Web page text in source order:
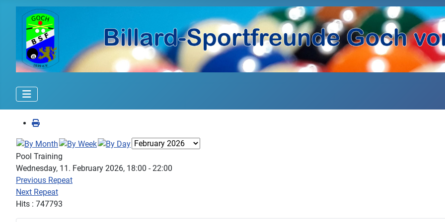
Pool Training
Wednesday, 11. February 2026, 18:00 - 22:00
Previous Repeat
Next Repeat
Hits : 747793